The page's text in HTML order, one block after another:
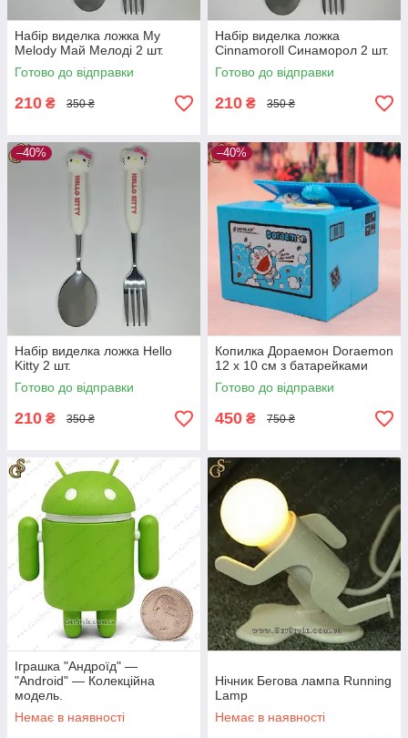
Набір виделка ложка My
Melody Май Мелоді 2 шт.
Готово до відправки
210 ₴ 350 ₴
Набір виделка ложка
Cinnamoroll Синаморол 2 шт.
Готово до відправки
210 ₴ 350 ₴
–40%
Набір виделка ложка Hello
Kitty 2 шт.
Готово до відправки
210 ₴ 350 ₴
–40%
Копилка Дораемон Doraemon
12 х 10 см з батарейками
Готово до відправки
450 ₴ 750 ₴
Іграшка "Андроїд" —
"Android" — Колекційна
модель.
Немає в наявності
Нічник Бегова лампа Running
Lamp
Немає в наявності